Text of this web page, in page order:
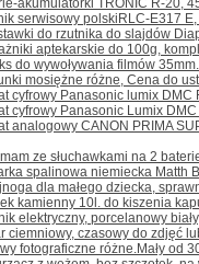
akumulatorki TRONIC R-20,
serwisowy polskiRLC-E317
do rzutnika do slajdów
aptekarskie do 100g,
do wywoływania filmów
mosiężne różne, Cena do
cyfrowy Panasonic lumix DMC
cyfrowy Panasonic Lumix
analogowy CANON PRIMA
ze słuchawkami na 2
spalinowa niemiecka Matth
dla małego dziecka,
kamienny 10l. do kiszenia
elektryczny, porcelanowy
ciemniowy, czasowy do zdjęć
fotograficzne różne.Mały od